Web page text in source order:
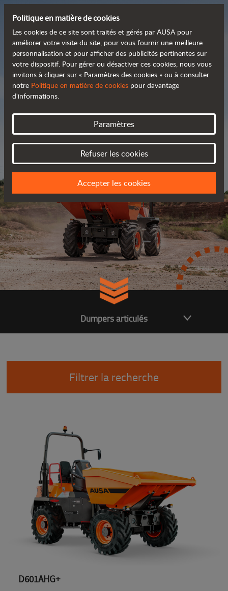
Découvrez notre large
gamme de produits
Catalogue
Dumpers articulés
Filtrer la recherche
D601AHG+
Politique en matière de cookies
Les cookies de ce site sont traités et gérés par AUSA pour
améliorer votre visite du site, pour vous fournir une meilleure
personnalisation et pour afficher des publicités pertinentes sur
votre dispositif. Pour gérer ou désactiver ces cookies, nous vous
invitons à cliquer sur « Paramètres des cookies » ou à consulter
notre Politique en matière de cookies pour davantage
d'informations.
Paramètres
Refuser les cookies
Accepter les cookies